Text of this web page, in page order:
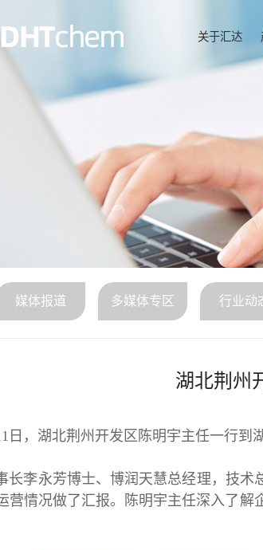
关于汇达
媒体报道 多媒体专区 行业动
湖北荆州
日，湖北荆州开发区陈明宇主任一行
永芳博士、博润天慧总经理，技术
营情况做了汇报。陈明宇主任深入了